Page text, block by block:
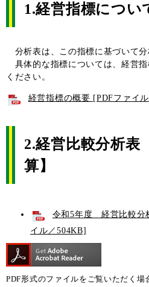
1.経営指標につい
分析表は、この指標に基づいて分
具体的な指標については、経営
ください。
経営指標の概要 [PDFファイ
2.経営比較分析表
算】
令和5年度 経営比較分
イル／504KB]
PDF形式のファイルをご覧いただく場